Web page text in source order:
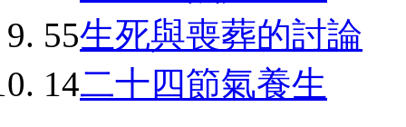
55生死與喪葬的討論
14二十四節氣養生